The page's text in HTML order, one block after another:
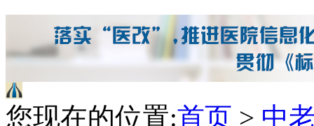
您现在的位置:首页 > 中